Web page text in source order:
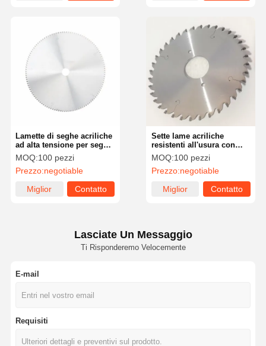
Sette lame acriliche
resistenti all'usura con
materiale al carburo
MOQ:100 pezzi
Prezzo:negotiable
Miglior
Contatto
Lamette di seghe acriliche
ad alta tensione per seghe
automatiche o portatili
MOQ:100 pezzi
Prezzo:negotiable
Miglior
Contatto
Lasciate Un Messaggio
Ti Risponderemo Velocemente
E-mail
Requisiti